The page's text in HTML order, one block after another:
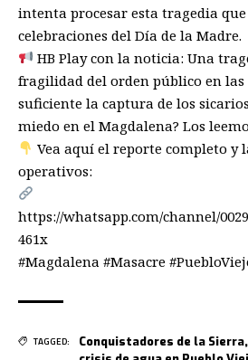
intenta procesar esta tragedia
celebraciones del Día de la Madre.
HB Play con la noticia: Una
fragilidad del orden público en las
suficiente la captura de los
miedo en el Magdalena? Los
Vea aquí el reporte completo y
operativos:
https://whatsapp.com/channel/
461x
#Magdalena #Masacre
TAGGED: Conquistadores de la Sierra,